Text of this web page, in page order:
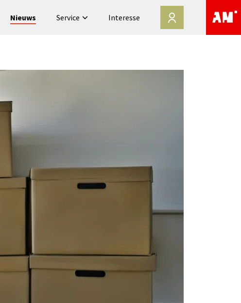
Nieuws Service Interesse